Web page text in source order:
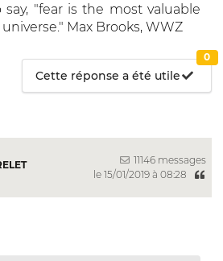
say, "fear is the most valuable
Max Brooks, WWZ
Cette réponse a été utile
0
11146 messages
le 15/01/2019 à 08:28